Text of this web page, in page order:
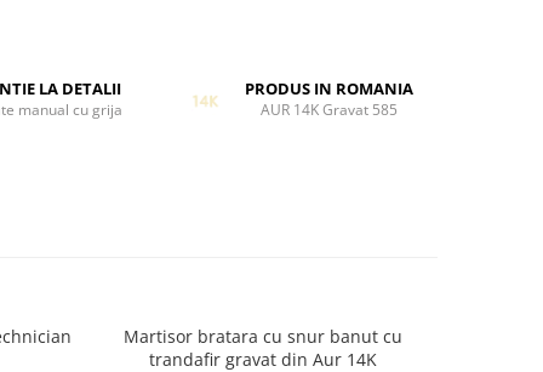
LA DETALII
manual cu grija
PRODUS IN ROMANIA
AUR 14K Gravat 585
Martisor bratara cu snur banut cu
trandafir gravat din Aur 14K